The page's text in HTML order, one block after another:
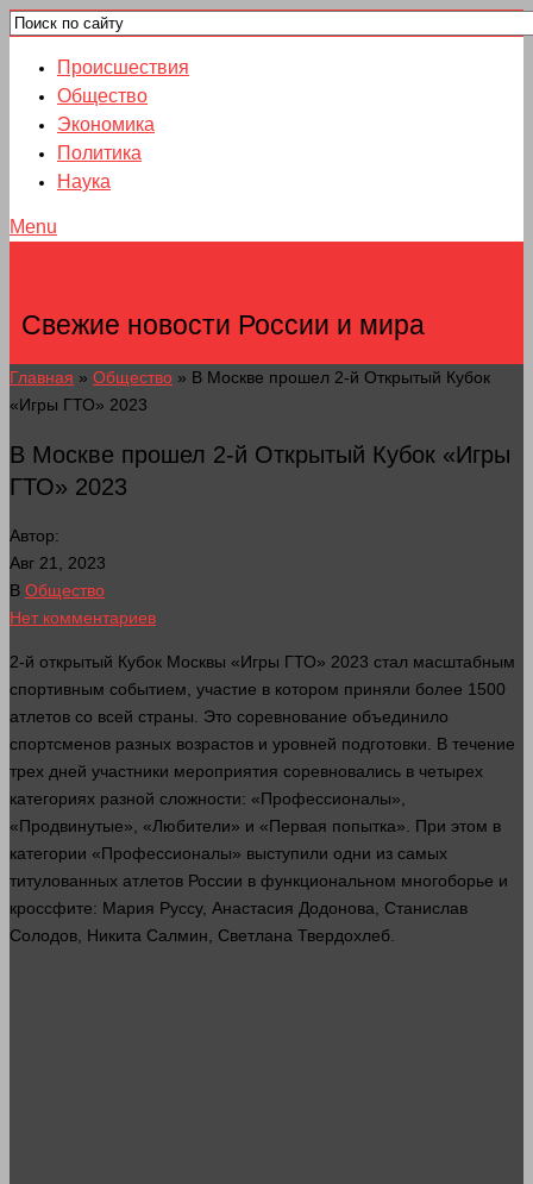
Происшествия
Общество
Экономика
Политика
Наука
Menu
Свежие новости России и мира
Главная » Общество » В Москве прошел 2-й Открытый Кубок
«Игры ГТО» 2023
В Москве прошел 2-й Открытый Кубок «Игры
ГТО» 2023
Автор:
Авг 21, 2023
В Общество
Нет комментариев
2-й открытый Кубок Москвы «Игры ГТО» 2023 стал масштабным
спортивным событием, участие в котором приняли более 1500
атлетов со всей страны . Это соревнование объединило
спортсменов разных возрастов и уровней подготовки. В течение
трех дней участники мероприятия соревновались в четырех
категориях разной сложности: «Профессионалы»,
«Продвинутые», «Любители» и «Первая попытка». При этом в
категории «Профессионалы» выступили одни из самых
титулованных атлетов России в функциональном многоборье и
кроссфите: Мария Руссу, Анастасия Додонова, Станислав
Солодов, Никита Салмин, Светлана Твердохлеб.